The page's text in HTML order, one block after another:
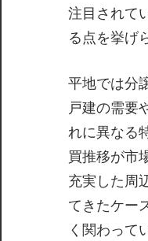
注目されて
る点を挙げ
平地では分
戸建の需要
れに異なる
買推移が市
充実した周
てきたケー
く関わって